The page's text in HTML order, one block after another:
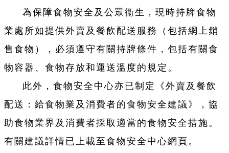
為保障食物安全及公眾衞生，現時持牌食物
業處所如提供外賣及餐飲配送服務（包括網上銷
售食物），必須遵守有關持牌條件，包括有關食
物容器、食物存放和運送溫度的規定。
此外，食物安全中心亦已制定《外賣及餐飲
配送：給食物業及消費者的食物安全建議》，協
助食物業界及消費者採取適當的食物安全措施。
有關建議詳情已上載至食物安全中心網頁。